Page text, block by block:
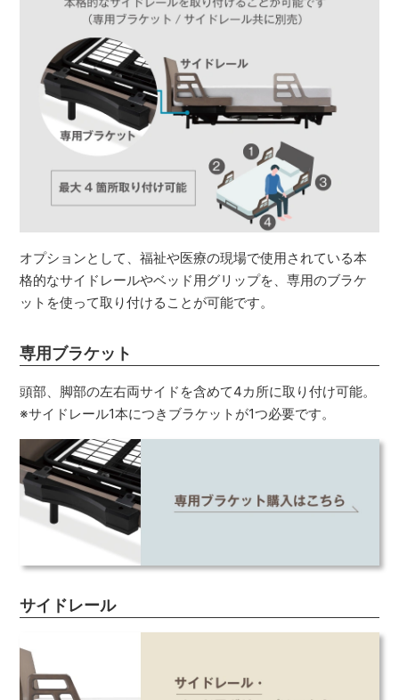
オプションとして、福祉や医療の現場で使用されている本
格的なサイドレールやベッド用グリップを、専用のブラケ
ットを使って取り付けることが可能です。
専用ブラケット
頭部、脚部の左右両サイドを含めて4カ所に取り付け可能。
※サイドレール1本につきブラケットが1つ必要です。
サイドレール